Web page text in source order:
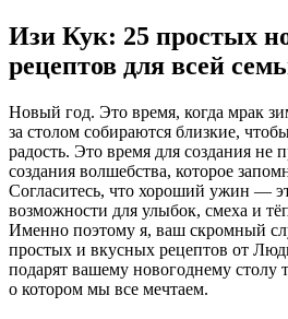
Изи Кук: 25 простых
рецептов для всей
Новый год. Это время, когда мрак
за столом собираются близкие,
радость. Это время для создания не
создания волшебства, которое
Согласитесь, что хороший ужин —
возможности для улыбок, смеха и
Именно поэтому я, ваш скромный
простых и вкусных рецептов от
подарят вашему новогоднему столу
о котором мы все мечтаем.